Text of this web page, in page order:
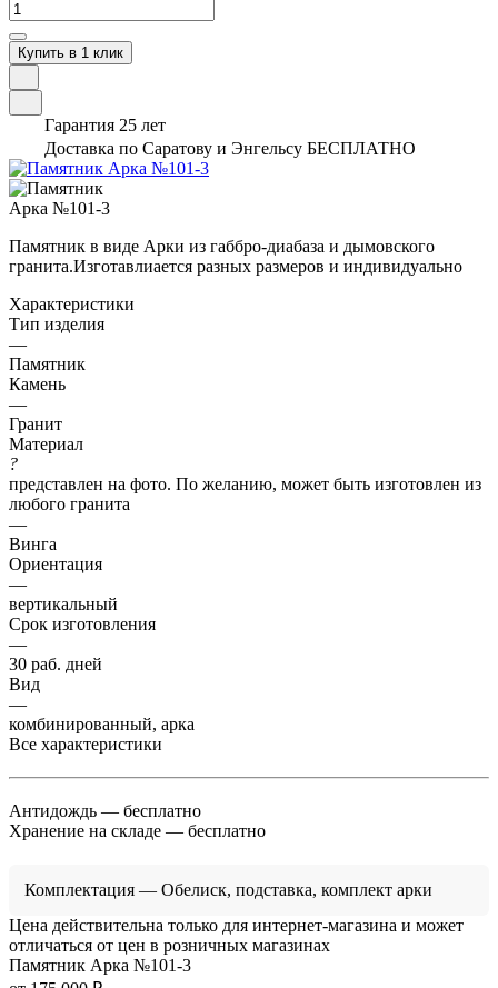
Купить в 1 клик
Гарантия 25 лет
Доставка по Саратову и Энгельсу БЕСПЛАТНО
Памятник в виде Арки из габбро-диабаза и дымовского
гранита.Изготавлиается разных размеров и индивидуально
Характеристики
Тип изделия
—
Памятник
Камень
—
Гранит
Материал
?
представлен на фото. По желанию, может быть изготовлен из
любого гранита
—
Винга
Ориентация
—
вертикальный
Срок изготовления
—
30 раб. дней
Вид
—
комбинированный, арка
Все характеристики
Антидождь — бесплатно
Хранение на складе — бесплатно
Комплектация — Обелиск, подставка, комплект арки
Цена действительна только для интернет-магазина и может
отличаться от цен в розничных магазинах
Памятник Арка №101-3